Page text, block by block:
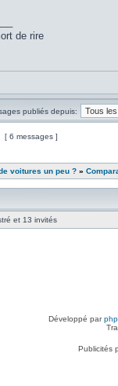
de rire
publiés depuis:
[ 6 messages ]
voitures un peu ? »
et 13 invités
Développé par
Publicités